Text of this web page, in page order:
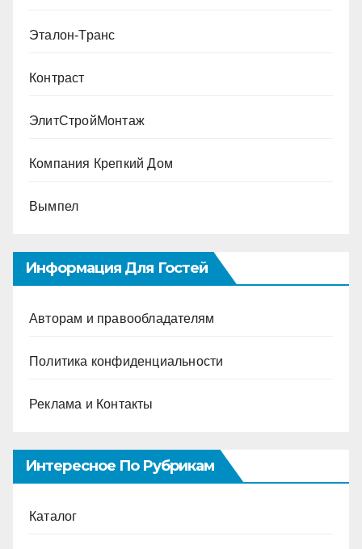
Эталон-Транс
Контраст
ЭлитСтройМонтаж
Компания Крепкий Дом
Вымпел
Информация Для Гостей
Авторам и правообладателям
Политика конфиденциальности
Реклама и Контакты
Интересное По Рубрикам
Каталог